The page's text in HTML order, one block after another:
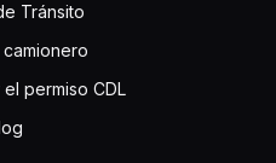
Tránsito
permiso CDL